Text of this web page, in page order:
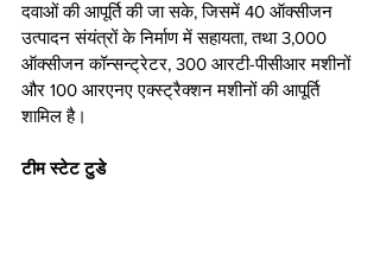
दवाओं की आपूर्ति की जा सके, जिसमें 40 ऑक्सीजन
उत्पादन संयंत्रों के निर्माण में सहायता, तथा 3,000
ऑक्सीजन कॉन्सन्ट्रेटर, 300 आरटी-पीसीआर मशीनों
और 100 आरएनए एक्स्ट्रैक्शन मशीनों की आपूर्ति
शामिल है।
टीम स्टेट टुडे